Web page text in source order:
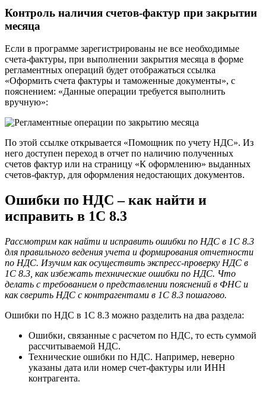
Контроль наличия счетов-фактур при закрытии
месяца
Если в программе зарегистрированы не все необходимые
счета-фактуры, при выполнении закрытия месяца в форме
регламентных операций будет отображаться ссылка
«Оформить счета фактуры и таможенные документы», с
пояснением: «Данные операции требуется выполнить
вручную»:
По этой ссылке открывается «Помощник по учету НДС». Из
него доступен переход в отчет по наличию полученных
счетов фактур или на страницу «К оформлению» выданных
счетов-фактур, для оформления недостающих документов.
Ошибки по НДС – как найти и
исправить в 1С 8.3
Рассмотрим как найти и исправить ошибки по НДС в 1С 8.3
для правильного ведения учета и формирования отчетности
по НДС. Изучим как осуществить экспресс-проверку НДС в
1С 8.3, как избежать технические ошибки по НДС. Что
делать с требованием о представлении пояснений в ФНС и
как сверить НДС с контрагентами в 1С 8.3 пошагово.
Ошибки по НДС в 1С 8.3 можно разделить на два раздела:
Ошибки, связанные с расчетом по НДС, то есть суммой
рассчитываемой НДС.
Технические ошибки по НДС. Например, неверно
указаны дата или номер счет-фактуры или ИНН
контрагента.